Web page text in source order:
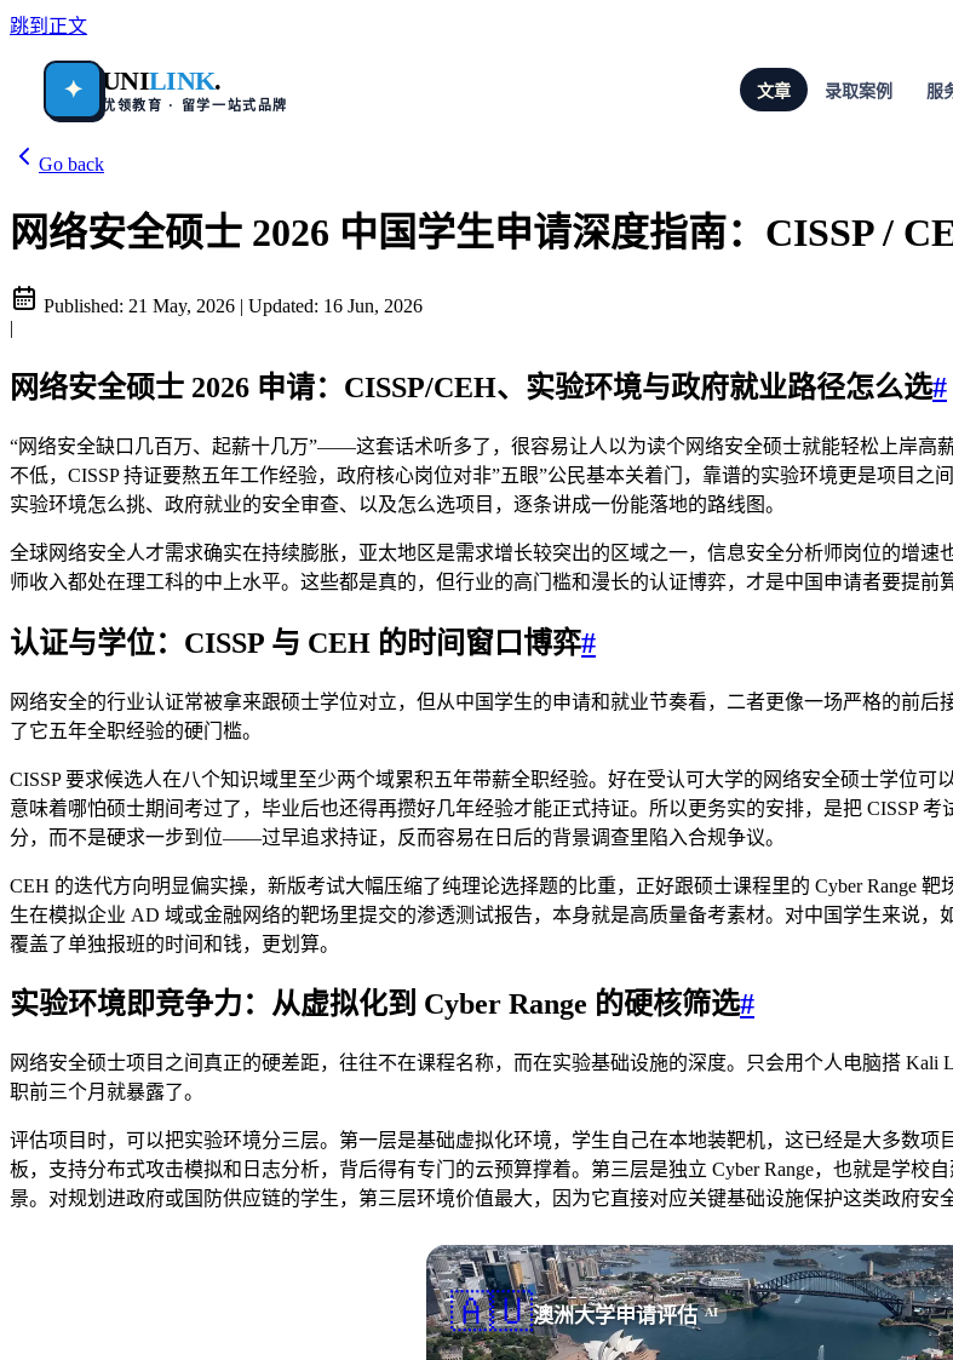
跳到正文
✦ UNILINK.
优领教育 · 留学一站式品牌
文章 录取案例 服
Go back
网络安全硕士 2026 中国学生申请深度指南：CISSP /
Published: 21 May, 2026 | Updated: 16 Jun, 2026
|
网络安全硕士 2026 申请：CISSP/CEH、实验环境与政府就业路径怎么选#
“网络安全缺口几百万、起薪十几万”——这套话术听多了，很容易让人以为读个网络安全硕士就能轻松上岸高
不低，CISSP 持证要熬五年工作经验，政府核心岗位对非”五眼”公民基本关着门，靠谱的实验环境更是项目之
实验环境怎么挑、政府就业的安全审查、以及怎么选项目，逐条讲成一份能落地的路线图。
全球网络安全人才需求确实在持续膨胀，亚太地区是需求增长较突出的区域之一，信息安全分析师岗位的增
师收入都处在理工科的中上水平。这些都是真的，但行业的高门槛和漫长的认证博弈，才是中国申请者要提前
认证与学位：CISSP 与 CEH 的时间窗口博弈#
网络安全的行业认证常被拿来跟硕士学位对立，但从中国学生的申请和就业节奏看，二者更像一场严格的前
了它五年全职经验的硬门槛。
CISSP 要求候选人在八个知识域里至少两个域累积五年带薪全职经验。好在受认可大学的网络安全硕士学位
意味着哪怕硕士期间考过了，毕业后也还得再攒好几年经验才能正式持证。所以更务实的安排，是把 CISSP
分，而不是硬求一步到位——过早追求持证，反而容易在日后的背景调查里陷入合规争议。
CEH 的迭代方向明显偏实操，新版考试大幅压缩了纯理论选择题的比重，正好跟硕士课程里的 Cyber Range
生在模拟企业 AD 域或金融网络的靶场里提交的渗透测试报告，本身就是高质量备考素材。对中国学生来说
覆盖了单独报班的时间和钱，更划算。
实验环境即竞争力：从虚拟化到 Cyber Range 的硬核筛选#
网络安全硕士项目之间真正的硬差距，往往不在课程名称，而在实验基础设施的深度。只会用个人电脑搭 Kali
职前三个月就暴露了。
评估项目时，可以把实验环境分三层。第一层是基础虚拟化环境，学生自己在本地装靶机，这已经是大多数
板，支持分布式攻击模拟和日志分析，背后得有专门的云预算撑着。第三层是独立 Cyber Range，也就是学
景。对规划进政府或国防供应链的学生，第三层环境价值最大，因为它直接对应关键基础设施保护这类政府安
🇦🇺澳洲大学申请评估 AI